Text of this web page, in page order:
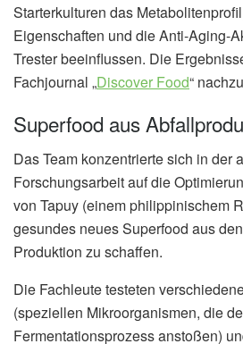
Starterkulturen das
Eigenschaften und die Anti-Aging-
Trester beeinflussen. Die
Fachjournal „Discover Food“
Superfood aus
Das Team konzentrierte sich in der
Forschungsarbeit auf die
von Tapuy (einem philippinischem
gesundes neues Superfood aus
Produktion zu schaffen.
Die Fachleute testeten
(speziellen Mikroorganismen, die
Fermentationsprozess anstoßen)